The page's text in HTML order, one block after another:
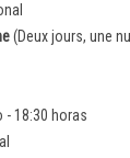
(Deux jours, une
- 18:30 horas